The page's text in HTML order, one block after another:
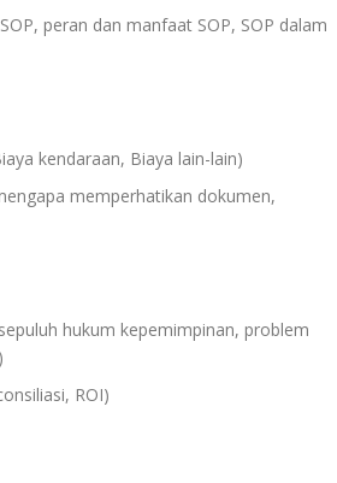
peran dan manfaat SOP, SOP dalam
kendaraan, Biaya lain-lain)
memperhatikan dokumen,
hukum kepemimpinan, problem
ROI)